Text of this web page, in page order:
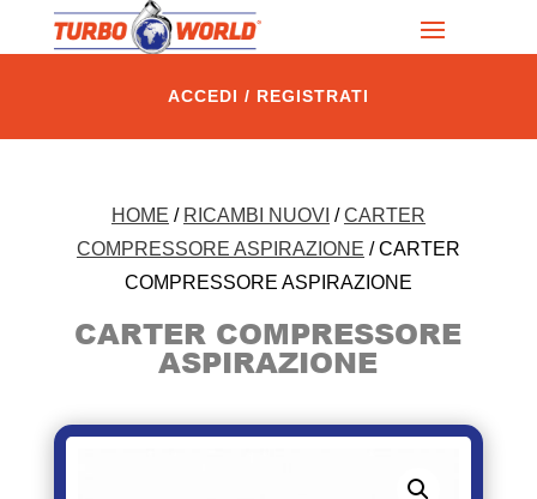
ACCEDI / REGISTRATI
HOME / RICAMBI NUOVI /CARTER
COMPRESSORE ASPIRAZIONE / CARTER
COMPRESSORE ASPIRAZIONE
CARTER COMPRESSORE
ASPIRAZIONE